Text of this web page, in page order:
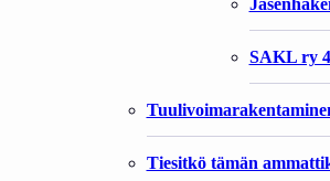
Vahinkoeläimet
Tiesitkö tämän
SAKL ry
maa- ja met­sä­ta­lous­mi­nis­te­riön alai­set
Ti­ken ti­las­to­teh­tä­vät.